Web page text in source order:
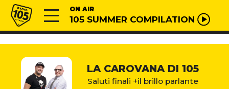
Vai al contenuto
Radio 105 ON AIR
105 SUMMER COMPILATION
LA CAROVANA DI 105
Saluti finali +il brillo parlante